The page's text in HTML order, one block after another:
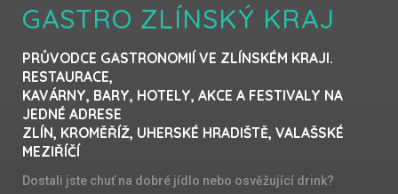
GASTRO ZLÍNSKÝ KRAJ
PRŮVODCE GASTRONOMIÍ VE ZLÍNSKÉM KRAJI.
RESTAURACE,
KAVÁRNY, BARY, HOTELY, AKCE A FESTIVALY NA
JEDNÉ ADRESE
ZLÍN, KROMĚŘÍŽ, UHERSKÉ HRADIŠTĚ, VALAŠSKÉ
MEZIŘÍČÍ
Dostali jste chuť na dobré jídlo nebo osvěžující drink?